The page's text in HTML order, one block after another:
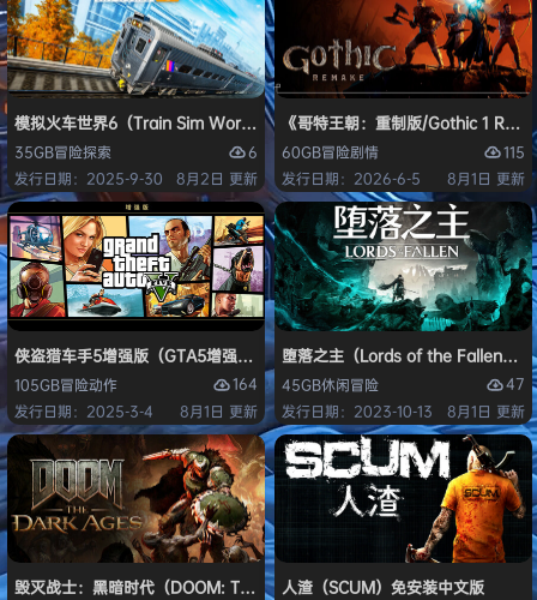
模拟火车世界6（Train Sim World 6）免安装中文版
35GB冒险探索
6
发行日期：2025-9-30
8月2日 更新
《哥特王朝：重制版/Gothic 1
60GB冒险剧情
115
发行日期：2026-6-5
8月1日 更新
侠盗猎车手5增强版（GTA5增强版（Grand Theft Auto V Enhanced）免
105GB冒险动作
164
发行日期：2025-3-4
8月1日 更新
堕落之主（Lords of the Fallen）免
45GB休闲冒险
47
发行日期：2023-10-13
8月1日 更新
毁灭战士：黑暗时代（DOOM: The Dark Ages）免安装中文版
人渣（SCUM）免安装中文版